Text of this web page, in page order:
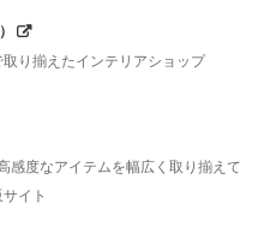
り揃えたインテリアショップ
感度なアイテムを幅広く取り揃えて
イト